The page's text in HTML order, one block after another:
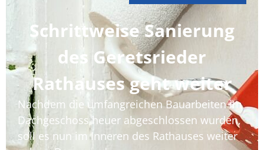
Schrittweise Sanierung
des Geretsrieder
Rathauses geht weiter
Nachdem die umfangreichen Bauarbeiten im
Dachgeschoss heuer abgeschlossen wurden,
soll es nun im Inneren des Rathauses weiter